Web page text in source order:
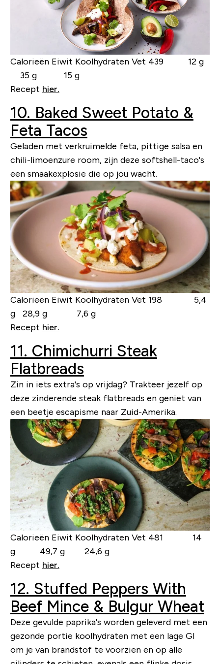
Calorieën Eiwit Koolhydraten Vet 439 12 g
35 g 15 g
Recept hier.
10. Baked Sweet Potato &
Feta Tacos
Geladen met verkruimelde feta, pittige salsa en
chili-limoenzure room, zijn deze softshell-taco's
een smaakexplosie die op jou wacht.
Calorieën Eiwit Koolhydraten Vet 198 5,4
g 28,9 g 7,6 g
Recept hier.
11. Chimichurri Steak
Flatbreads
Zin in iets extra's op vrijdag? Trakteer jezelf op
deze zinderende steak flatbreads en geniet van
een beetje escapisme naar Zuid-Amerika.
Calorieën Eiwit Koolhydraten Vet 481 14
g 49,7 g 24,6 g
Recept hier.
12. Stuffed Peppers With
Beef Mince & Bulgur Wheat
Deze gevulde paprika's worden geleverd met een
gezonde portie koolhydraten met een lage GI
om je van brandstof te voorzien en op alle